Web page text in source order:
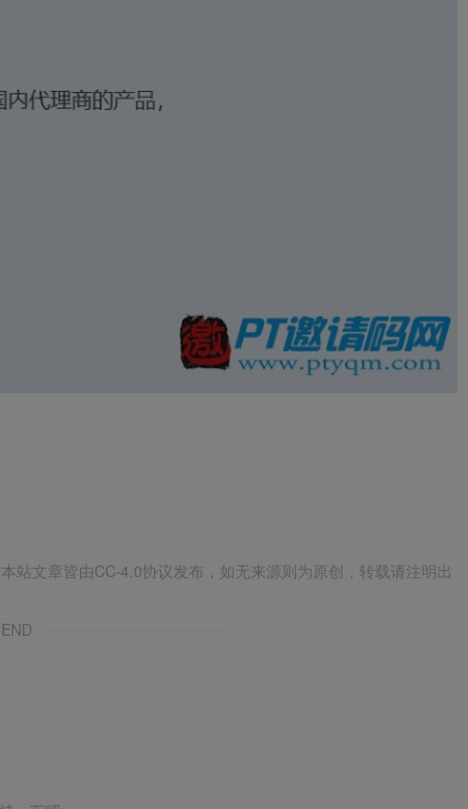
站文章皆由CC-4.0协议发布，如无来源则为原创，转载请注明出